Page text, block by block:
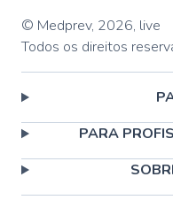
© Medprev, 2026, live
Todos os direitos
PARA